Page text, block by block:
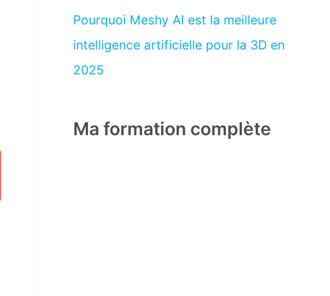
Pourquoi Meshy AI est la meilleure
intelligence artificielle pour la 3D en
2025
Ma formation complète